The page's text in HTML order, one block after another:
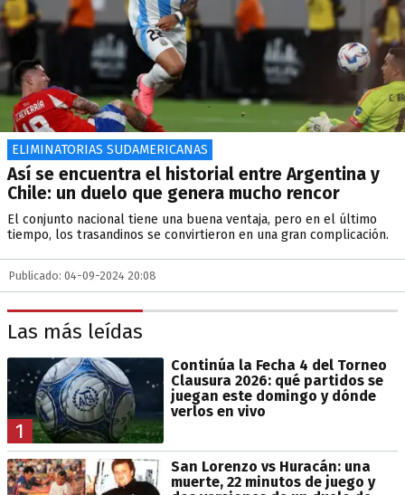
ELIMINATORIAS SUDAMERICANAS
Así se encuentra el historial entre Argentina y
Chile: un duelo que genera mucho rencor
El conjunto nacional tiene una buena ventaja, pero en el último
tiempo, los trasandinos se convirtieron en una gran complicación.
Publicado: 04-09-2024 20:08
Las más leídas
1
Continúa la Fecha 4 del Torneo
Clausura 2026: qué partidos se
juegan este domingo y dónde
verlos en vivo
San Lorenzo vs Huracán: una
muerte, 22 minutos de juego y